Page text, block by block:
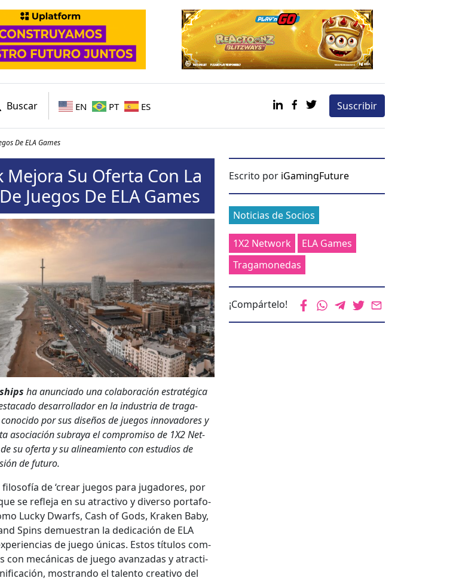
Buscar EN PT ES Suscribir
De ELA Games
Mejora Su Oferta Con La
Juegos De ELA Games
ha anun­ci­a­do una colab­o­ración estratég­i­ca
desar­rol­lador en la indus­tria de trag­a­
por sus dis­eños de jue­gos inno­vadores y
aso­ciación sub­raya el com­pro­miso de 1X2 Net­
su ofer­ta y su alin­eamien­to con estu­dios de
de futuro.
filosofía de ‘crear jue­gos para jugadores, por
se refle­ja en su atrac­ti­vo y diver­so portafo­
Lucky Dwarfs, Cash of Gods, Krak­en Baby,
Spins demues­tran la ded­i­cación de ELA
de juego úni­cas. Estos títu­los com­
con mecáni­cas de juego avan­zadas y atrac­ti­
mostran­do el tal­en­to cre­ati­vo del
Escrito por iGamingFuture
Categories
Noticias de Socios
1X2 Network
ELA Games
Tragamonedas
¡Compártelo!